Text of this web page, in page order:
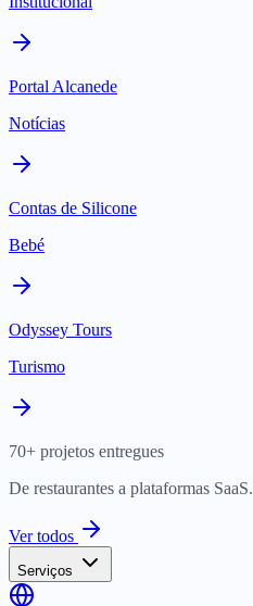
Portal Alcanede
Notícias
Contas de Silicone
Bebé
Odyssey Tours
Turismo
70+ projetos entregues
De restaurantes a plataformas SaaS.
Ver todos
Serviços